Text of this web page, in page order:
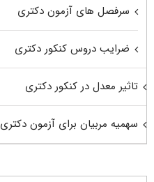
سرفصل های آزمون دکتری
ضرایب دروس کنکور دکتری
تاثیر معدل در کنکور دکتری
سهمیه مربیان برای آزمون دکتری